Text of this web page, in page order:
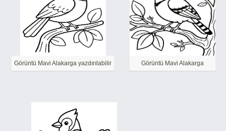
Görüntü Mavi Alakarga yazdırılabilir Görüntü Mavi Alakarga